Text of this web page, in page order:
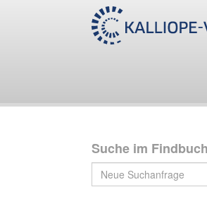
Suche im Findbuch
55 Nachl 100 (Schott-Archiv)
55 Nachl 100/B